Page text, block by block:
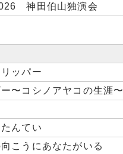
神田伯山独演会
ッパー
〜コシノアヤコの生涯〜
んてい
こうにあなたがいる